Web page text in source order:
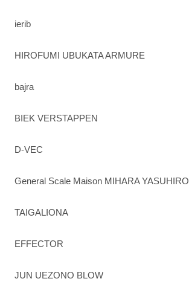
ierib
HIROFUMI UBUKATA ARMURE
bajra
BIEK VERSTAPPEN
D-VEC
General Scale Maison MIHARA YASUHIRO
TAIGALIONA
EFFECTOR
JUN UEZONO BLOW